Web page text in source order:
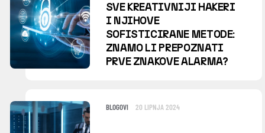
SVE KREATIVNIJI HAKERI
I NJIHOVE
SOFISTICIRANE METODE:
ZNAMO LI PREPOZNATI
PRVE ZNAKOVE ALARMA?
BLOGOVI 20 LIPNJA 2024